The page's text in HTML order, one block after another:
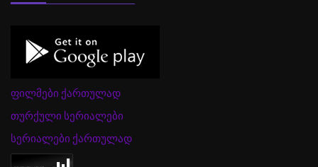
ფილმები ქართულად
თურქული სერიალები
სერიალები ქართულად